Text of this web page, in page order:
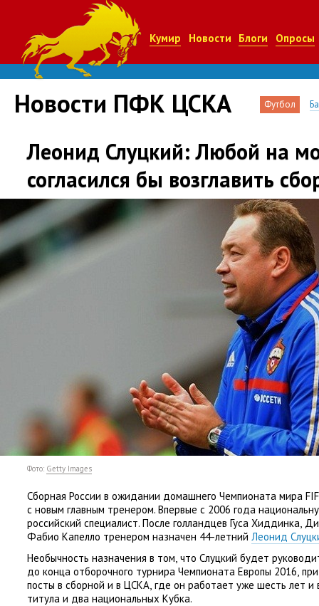
Кумир Новости Блоги Опросы
Новости ПФК ЦСКА Футбол
Леонид Слуцкий: Любой на
согласился бы возглавить
Фото: Getty Images
Сборная России в ожидании домашнего Чемпионата мира
с новым главным тренером. Впервые с 2006 года
российский специалист. После голландцев Гуса Хиддинка,
Фабио Капелло тренером назначен 44-летний Леонид
Необычность назначения в том, что Слуцкий будет
до конца отборочного турнира Чемпионата Европы 2016,
посты в сборной и в ЦСКА, где он работает уже шесть лет и
титула и два национальных Кубка.